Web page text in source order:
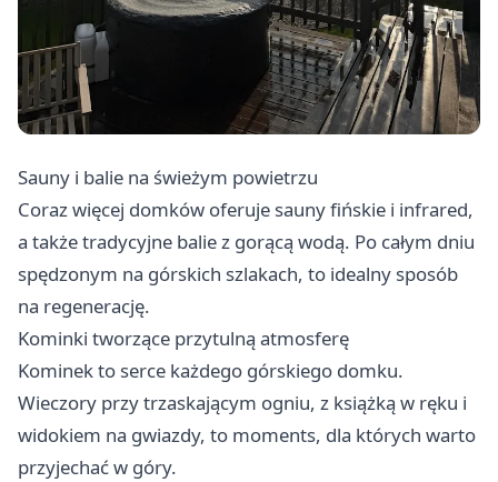
Sauny i balie na świeżym powietrzu
Coraz więcej domków oferuje sauny fińskie i infrared,
a także tradycyjne balie z gorącą wodą. Po całym dniu
spędzonym na górskich szlakach, to idealny sposób
na regenerację.
Kominki tworzące przytulną atmosferę
Kominek to serce każdego górskiego domku.
Wieczory przy trzaskającym ogniu, z książką w ręku i
widokiem na gwiazdy, to moments, dla których warto
przyjechać w góry.